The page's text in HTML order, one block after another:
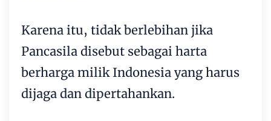
Karena itu, tidak berlebihan jika
Pancasila disebut sebagai harta
berharga milik Indonesia yang harus
dijaga dan dipertahankan.